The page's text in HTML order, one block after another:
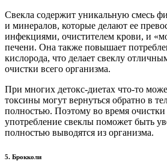
Свекла содержит уникальную смесь
и минералов, которые делают ее
инфекциями, очистителем крови, и
печени. Она также повышает
кислорода, что делает свеклу
очистки всего организма.
При многих детокс-диетах что-то
токсины могут вернуться обратно в
полностью. Поэтому во время
употребление свеклы поможет быть
полностью выводятся из организма.
5. Брокколи